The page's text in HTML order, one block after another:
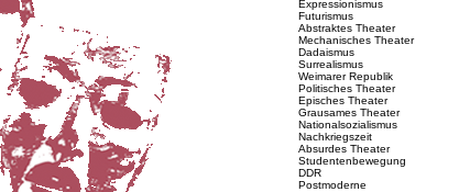
Expressionismus
Futurismus
Abstraktes Theater
Mechanisches Theater
Dadaismus
Surrealismus
Weimarer Republik
Politisches Theater
Episches Theater
Grausames Theater
Nationalsozialismus
Nachkriegszeit
Absurdes Theater
Studentenbewegung
DDR
Postmoderne